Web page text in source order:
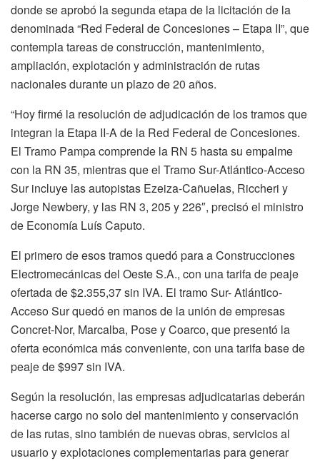
donde se aprobó la segunda etapa de la licitación de la
denominada “Red Federal de Concesiones – Etapa II”, que
contempla tareas de construcción, mantenimiento,
ampliación, explotación y administración de rutas
nacionales durante un plazo de 20 años.
“Hoy firmé la resolución de adjudicación de los tramos que
integran la Etapa II-A de la Red Federal de Concesiones.
El Tramo Pampa comprende la RN 5 hasta su empalme
con la RN 35, mientras que el Tramo Sur-Atlántico-Acceso
Sur incluye las autopistas Ezeiza-Cañuelas, Riccheri y
Jorge Newbery, y las RN 3, 205 y 226″, precisó el ministro
de Economía Luís Caputo.
El primero de esos tramos quedó para a Construcciones
Electromecánicas del Oeste S.A., con una tarifa de peaje
ofertada de $2.355,37 sin IVA. El tramo Sur- Atlántico-
Acceso Sur quedó en manos de la unión de empresas
Concret-Nor, Marcalba, Pose y Coarco, que presentó la
oferta económica más conveniente, con una tarifa base de
peaje de $997 sin IVA.
Según la resolución, las empresas adjudicatarias deberán
hacerse cargo no solo del mantenimiento y conservación
de las rutas, sino también de nuevas obras, servicios al
usuario y explotaciones complementarias para generar